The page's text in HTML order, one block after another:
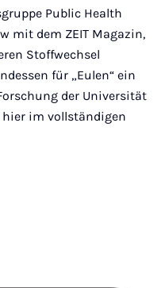
Public Health
mit dem ZEIT Magazin,
Stoffwechsel
für „Eulen“ ein
der Universität
hier im vollständigen